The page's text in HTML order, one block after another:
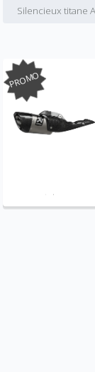
Silencieux titane
PROMO